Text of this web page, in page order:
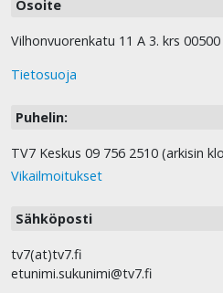
Osoite
Vilhonvuorenkatu 11 A 3. krs 00500
Tietosuoja
Puhelin:
TV7 Keskus 09 756 2510 (arkisin
Vikailmoitukset
Sähköposti
tv7(at)tv7.fi
etunimi.sukunimi@tv7.fi